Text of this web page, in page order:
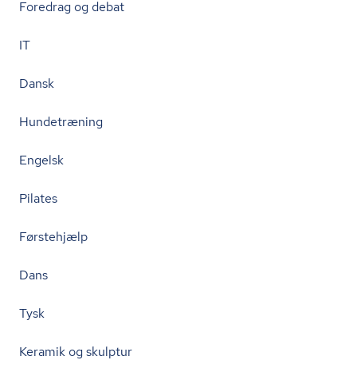
Foredrag og debat
IT
Dansk
Hundetræning
Engelsk
Pilates
Førstehjælp
Dans
Tysk
Keramik og skulptur